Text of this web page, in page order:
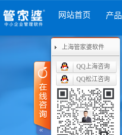
网站首页 产
管家婆分销ERP A8
管家婆分销ERP S3
管家婆分销ERP V3
管家婆分销ERP V1
服装系列
管家婆服装net
管家婆服装SII
管家婆服装普及
上海管家婆软件
QQ上海咨询
QQ松江咨询